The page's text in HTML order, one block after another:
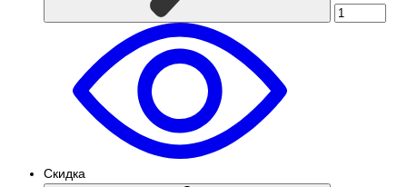
Скидка